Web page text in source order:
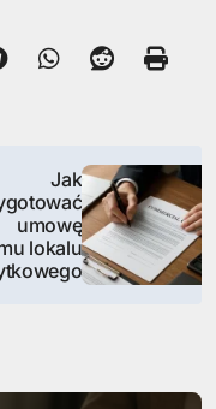
Jak
umowę
lokalu